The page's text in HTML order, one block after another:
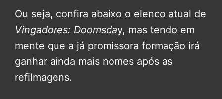
Ou seja, confira abaixo o elenco atual de
Vingadores: Doomsday, mas tendo em
mente que a já promissora formação irá
ganhar ainda mais nomes após as
refilmagens.